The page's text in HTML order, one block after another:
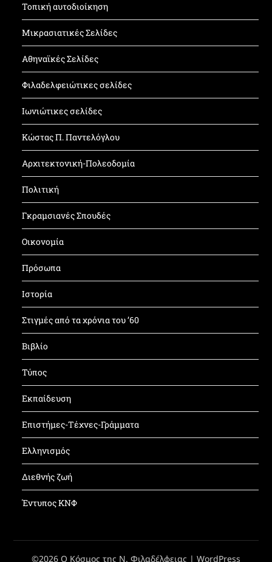
Τοπική αυτοδιοίκηση
Μικρασιατικές Σελίδες
Αθηναϊκές Σελίδες
Φιλαδελφειώτικες σελίδες
Ιωνιώτικες σελίδες
Κώστας Π. Παντελόγλου
Αρχιτεκτονική-Πολεοδομία
Πολιτική
Γκραμσιανές Σπουδές
Οικονομία
Πρόσωπα
Ιστορία
Στιγμές από τα χρόνια του ’60
Βιβλίο
Τύπος
Εκπαίδευση
Επιστήμες-Τέχνες-Γράμματα
Ελληνισμός
Διεθνής ζωή
Έντυπος ΚΝΦ
©2026 Ο Κόσμος της Ν. Φιλαδέλφειας | WordPress